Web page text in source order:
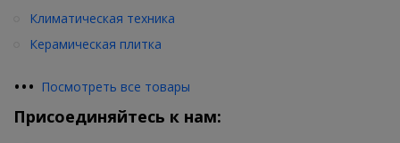
Климатическая техника
Керамическая плитка
••• Посмотреть все товары
Присоединяйтесь к нам: